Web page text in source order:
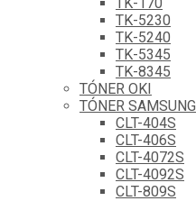
TK-5230
TK-5240
TK-5345
TK-8345
TÓNER OKI
TÓNER SAMSUNG
CLT-404S
CLT-406S
CLT-4072S
CLT-4092S
CLT-809S